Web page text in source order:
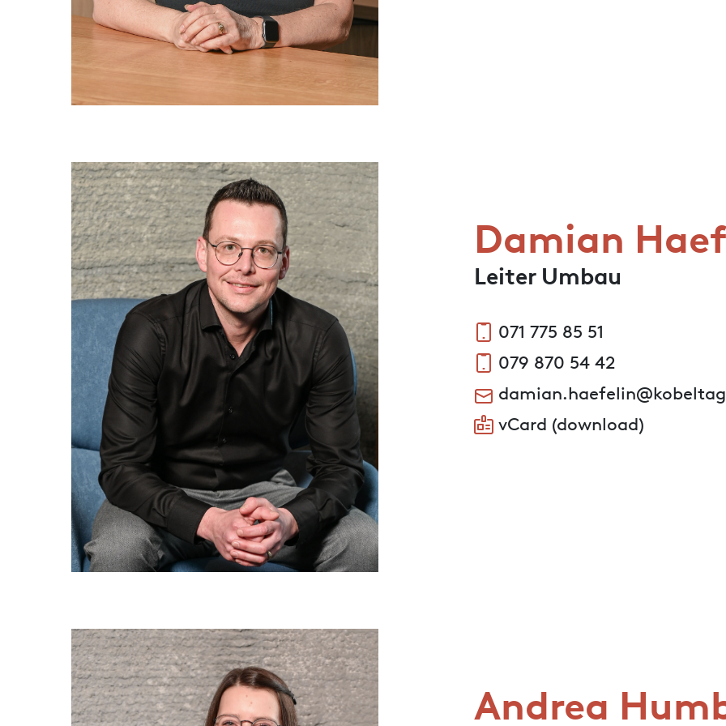
Damian
Leiter Umbau
071 775 85 51
079 870 54 42
vCard (download)
Andrea